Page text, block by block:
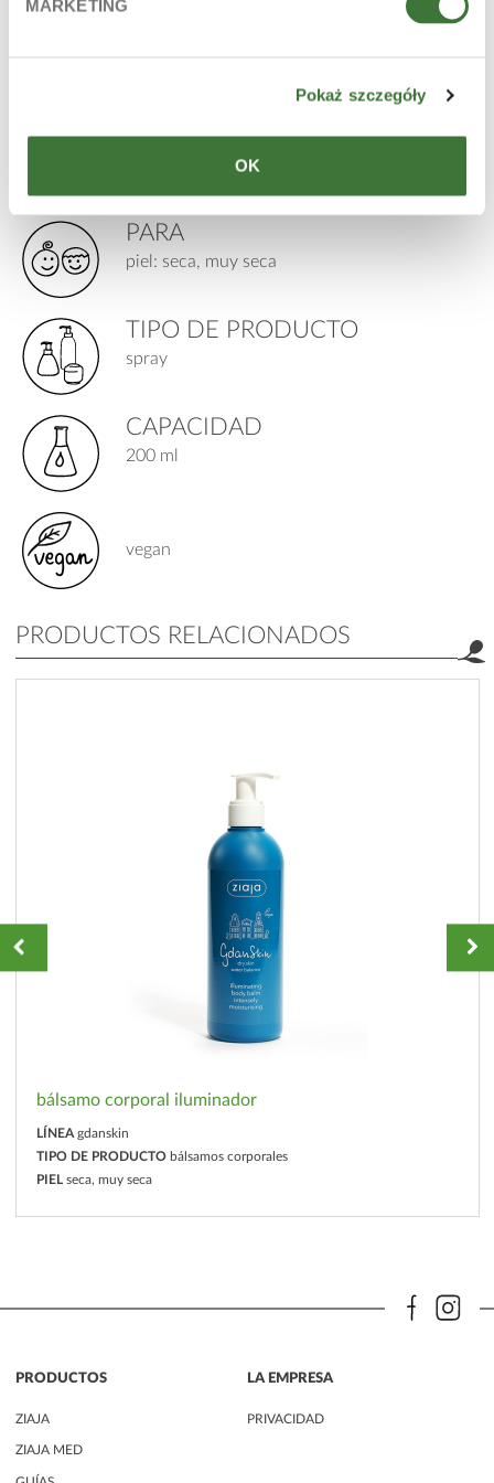
MARKETING
Pokaż szczegóły
OK
LÍNEA
PARA
piel: seca, muy seca
TIPO DE PRODUCTO
spray
CAPACIDAD
200 ml
vegan
PRODUCTOS RELACIONADOS
bálsamo corporal iluminador
LÍNEA gdanskin
TIPO DE PRODUCTO bálsamos corporales
PIEL seca, muy seca
PRODUCTOS
ZIAJA
ZIAJA MED
LA EMPRESA
PRIVACIDAD